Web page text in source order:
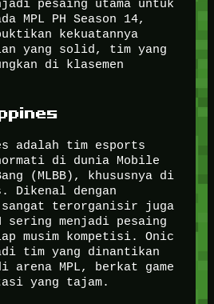
pesaing utama untuk
MPL PH Season 14,
kekuatannya
yang solid, tim yang
di klasemen
adalah tim esports
di dunia Mobile
(MLBB), khususnya di
Dikenal dengan
sangat terorganisir juga
sering menjadi pesaing
musim kompetisi. Onic
tim yang dinantikan
arena MPL, berkat game
yang tajam.